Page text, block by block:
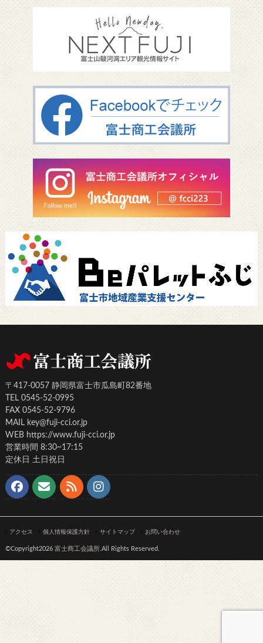
〒417-0057 静岡県富士市瓜島町82番地
TEL 0545-52-0995
FAX 0545-52-9796
MAIL key@fuji-cci.or.jp
WEB https://www.fuji-cci.or.jp
営業時間 8:30~17:15
定休日 土日祝日
アクセス 個人情報保護方針 サイトマップ お問い合わせ
©Copyright2026 富士商工会議所.All Rights Reserved.